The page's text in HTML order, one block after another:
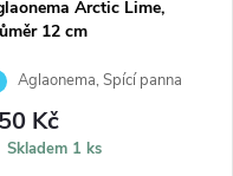
Arctic Lime,
12 cm
Aglaonema, Spící panna
Kč
Skladem 1 ks